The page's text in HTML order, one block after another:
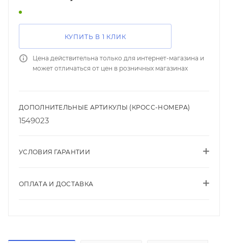
КУПИТЬ В 1 КЛИК
Цена действительна только для интернет-магазина и
может отличаться от цен в розничных магазинах
ДОПОЛНИТЕЛЬНЫЕ АРТИКУЛЫ (КРОСС-НОМЕРА)
1549023
УСЛОВИЯ ГАРАНТИИ
ОПЛАТА И ДОСТАВКА